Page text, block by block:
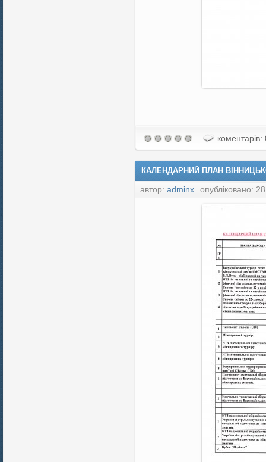
коментарів:
КАЛЕНДАРНИЙ ПЛАН
автор: adminx опубліковано: